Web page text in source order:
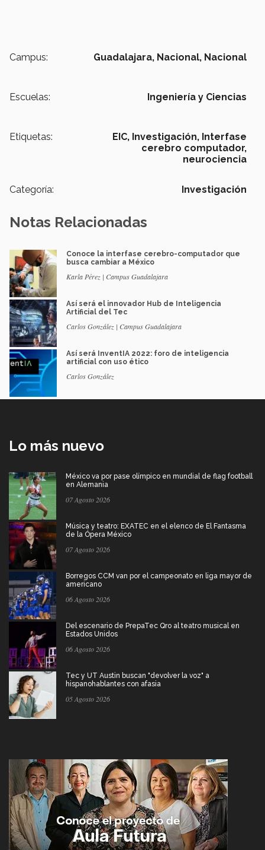
Campus: Guadalajara, Nacional, Nacional
Escuelas: Ingeniería y Ciencias
Etiquetas: EIC, Investigación, Interfase
cerebro computador,
neurociencia
Categoría: Investigación
Notas Relacionadas
Conoce la interfase cerebro-computador que
busca cambiar a México
Karla Pérez | Campus Guadalajara
Así será el innovador Hub de Inteligencia
Artificial del Tec
Carlos González | Campus Guadalajara
Así será InventIA 2022: foro de inteligencia
artificial con uso ético
Carlos González
Lo más nuevo
México va por pase olímpico en mundial de flag football
en Alemania
07 Agosto 2026
Música y teatro: EXATEC en el elenco de El Fantasma
de la Ópera México
07 Agosto 2026
Borregos CCM van por el campeonato en liga mayor de
americano
06 Agosto 2026
Del escenario de PrepaTec Qro al teatro musical en
Estados Unidos
06 Agosto 2026
Tec y UT Austin buscan "devolver la voz" a
hispanohablantes con afasia
05 Agosto 2026